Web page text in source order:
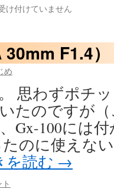
け付けていません
30mm F1.4
め
。 思わずポチ
たのですが
Gx-100には
のに使えな
を読む →